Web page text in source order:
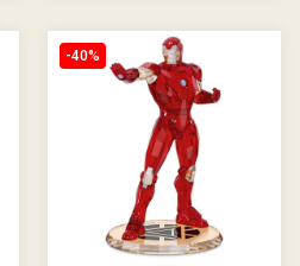
-40%